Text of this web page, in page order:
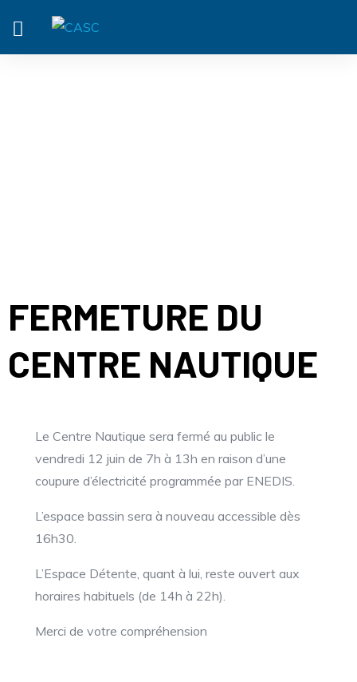
FERMETURE DU
CENTRE NAUTIQUE
Le Centre Nautique sera fermé au public le
vendredi 12 juin de 7h à 13h en raison d’une
coupure d’électricité programmée par ENEDIS.
L’espace bassin sera à nouveau accessible dès
16h30.
L’Espace Détente, quant à lui, reste ouvert aux
horaires habituels (de 14h à 22h).
Merci de votre compréhension